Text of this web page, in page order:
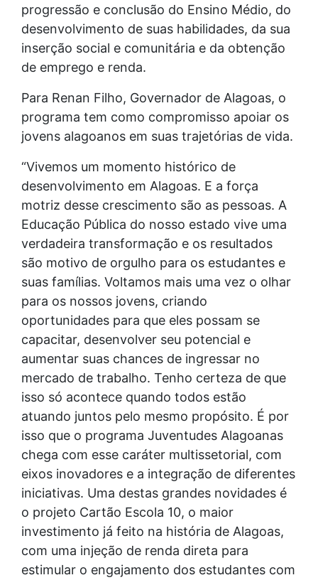
progressão e conclusão do Ensino Médio, do
desenvolvimento de suas habilidades, da sua
inserção social e comunitária e da obtenção
de emprego e renda.
Para Renan Filho, Governador de Alagoas, o
programa tem como compromisso apoiar os
jovens alagoanos em suas trajetórias de vida.
“Vivemos um momento histórico de
desenvolvimento em Alagoas. E a força
motriz desse crescimento são as pessoas. A
Educação Pública do nosso estado vive uma
verdadeira transformação e os resultados
são motivo de orgulho para os estudantes e
suas famílias. Voltamos mais uma vez o olhar
para os nossos jovens, criando
oportunidades para que eles possam se
capacitar, desenvolver seu potencial e
aumentar suas chances de ingressar no
mercado de trabalho. Tenho certeza de que
isso só acontece quando todos estão
atuando juntos pelo mesmo propósito. É por
isso que o programa Juventudes Alagoanas
chega com esse caráter multissetorial, com
eixos inovadores e a integração de diferentes
iniciativas. Uma destas grandes novidades é
o projeto Cartão Escola 10, o maior
investimento já feito na história de Alagoas,
com uma injeção de renda direta para
estimular o engajamento dos estudantes com